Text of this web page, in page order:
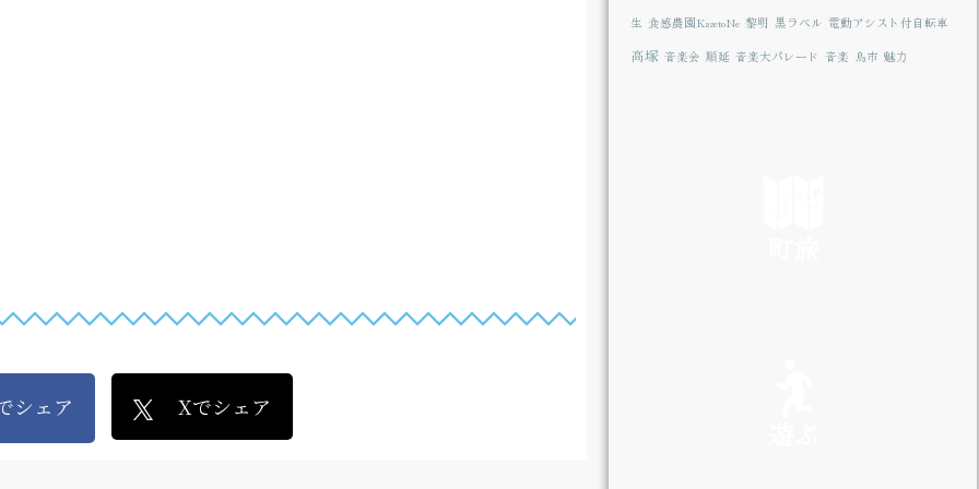
シェア Xでシェア
生 食感農園KazetoNe 黎明 黒ラベル 電動アシスト付自転車
高塚 音楽会 順延 音楽大パレード 音楽 鳥市 魅力